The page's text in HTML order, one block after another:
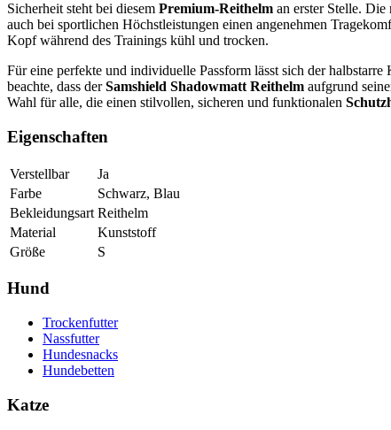
Sicherheit steht bei diesem Premium-Reithelm an erster Stelle. Die
auch bei sportlichen Höchstleistungen einen angenehmen
Kopf während des Trainings kühl und trocken.
Für eine perfekte und individuelle Passform lässt sich der
beachte, dass derSamshield Shadowmatt Reithelm aufgrund
Wahl für alle, die einen stilvollen, sicheren und funktionalen
Eigenschaften
Verstellbar
Ja
Farbe
Schwarz, Blau
Bekleidungsart Reithelm
Material
Kunststoff
Größe
S
Hund
Trockenfutter
Nassfutter
Hundesnacks
Hundebetten
Katze